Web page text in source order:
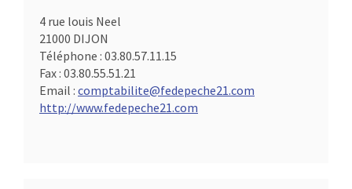
4 rue louis Neel
21000 DIJON
Téléphone : 03.80.57.11.15
Fax : 03.80.55.51.21
Email : comptabilite@fedepeche21.com
http://www.fedepeche21.com